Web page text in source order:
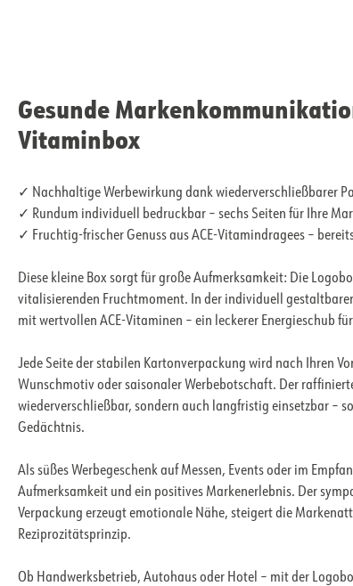
Gesunde
Vitaminbox
✓ Nachhaltige Werbewirkung dank wiederverschließbarer
✓ Rundum individuell bedruckbar – sechs Seiten für Ihre
✓ Fruchtig-frischer Genuss aus ACE-Vitamindragees –
Diese kleine Box sorgt für große Aufmerksamkeit: Die
vitalisierenden Fruchtmoment. In der individuell
mit wertvollen ACE-Vitaminen – ein leckerer Energieschub
Jede Seite der stabilen Kartonverpackung wird nach Ihren
Wunschmotiv oder saisonaler Werbebotschaft. Der
wiederverschließbar, sondern auch langfristig einsetzbar –
Gedächtnis.
Als süßes Werbegeschenk auf Messen, Events oder im
Aufmerksamkeit und ein positives Markenerlebnis. Der
Verpackung erzeugt emotionale Nähe, steigert die
Reziprozitätsprinzip.
Ob Handwerksbetrieb, Autohaus oder Hotel – mit der